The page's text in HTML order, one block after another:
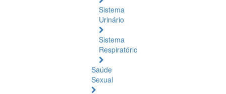
Sistema
Urinário
Sistema
Respiratório
Saúde
Sexual